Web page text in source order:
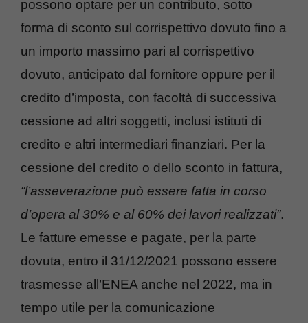
possono optare per un contributo, sotto
forma di sconto sul corrispettivo dovuto fino a
un importo massimo pari al corrispettivo
dovuto, anticipato dal fornitore oppure per il
credito d’imposta, con facoltà di successiva
cessione ad altri soggetti, inclusi istituti di
credito e altri intermediari finanziari. Per la
cessione del credito o dello sconto in fattura,
“l’asseverazione può essere fatta in corso
d’opera al 30% e al 60% dei lavori realizzati”.
Le fatture emesse e pagate, per la parte
dovuta, entro il 31/12/2021 possono essere
trasmesse all’ENEA anche nel 2022, ma in
tempo utile per la comunicazione